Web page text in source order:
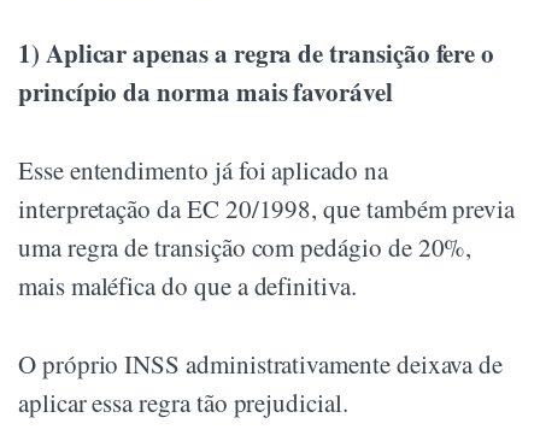
1) Aplicar apenas a regra de transição fere o
princípio da norma mais favorável
Esse entendimento já foi aplicado na
interpretação da EC 20/1998, que também previa
uma regra de transição com pedágio de 20%,
mais maléfica do que a definitiva.
O próprio INSS administrativamente deixava de
aplicar essa regra tão prejudicial.